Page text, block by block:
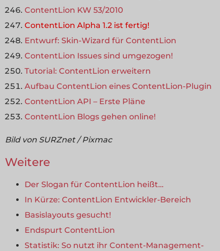
ContentLion KW 53/2010
ContentLion Alpha 1.2 ist fertig!
Entwurf: Skin-Wizard für ContentLion
ContentLion Issues sind umgezogen!
Tutorial: ContentLion erweitern
Aufbau ContentLion eines ContentLion-Plugin
ContentLion API – Erste Pläne
ContentLion Blogs gehen online!
Bild von SURZnet / Pixmac
Weitere
Der Slogan für ContentLion heißt…
In Kürze: ContentLion Entwickler-Bereich
Basislayouts gesucht!
Endspurt ContentLion
Statistik: So nutzt ihr Content-Management-